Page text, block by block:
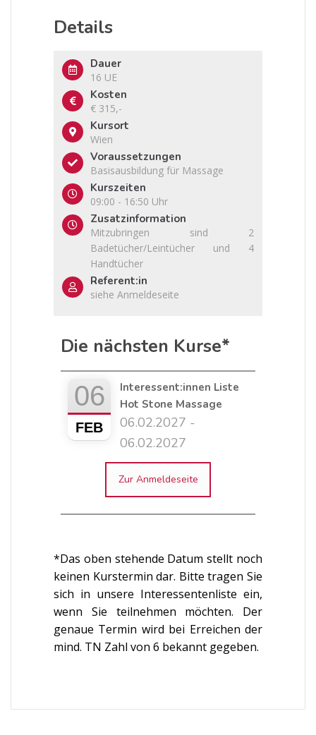
Details
Dauer
16 UE
Kosten
€ 315,-
Kursort
Wien
Voraussetzungen
Basisausbildung für Massage
Kurszeiten
09:00 - 16:50 Uhr
Zusatzinformation
Mitzubringen sind 2
Badetücher/Leintücher und 4
Handtücher
Referent:in
siehe Anmeldeseite
Die nächsten Kurse*
06
FEB
Interessent:innen Liste
Hot Stone Massage
06.02.2027 -
06.02.2027
Zur Anmeldeseite
*Das oben stehende Datum stellt noch
keinen Kurstermin dar. Bitte tragen Sie
sich in unsere Interessentenliste ein,
wenn Sie teilnehmen möchten. Der
genaue Termin wird bei Erreichen der
mind. TN Zahl von 6 bekannt gegeben.